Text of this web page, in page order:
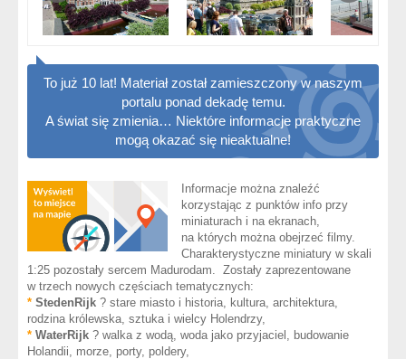
To już 10 lat! Materiał został zamieszczony w naszym
portalu ponad dekadę temu.
A świat się zmienia… Niektóre informacje praktyczne
mogą okazać się nieaktualne!
Informacje można znaleźć
korzystając z punktów info przy
miniaturach i na ekranach,
na których można obejrzeć filmy.
Charakterystyczne miniatury w skali
1:25 pozostały sercem Madurodam. Zostały zaprezentowane
w trzech nowych częściach tematycznych:
* StedenRijk ? stare miasto i historia, kultura, architektura,
rodzina królewska, sztuka i wielcy Holendrzy,
* WaterRijk ? walka z wodą, woda jako przyjaciel, budowanie
Holandii, morze, porty, poldery,